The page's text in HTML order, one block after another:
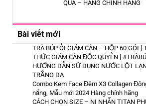
QUẢ – HÀNG CHÍNH HÃNG
Bài viết mới
TRÀ BÚP ỔI GIẢM CÂN – HỘP 60 GÓI [
THỨC GIẢM CÂN ĐỘC QUYỀN ]
HƯỚNG DẪN SỬ DỤNG NƯỚC LỘT
TRẮNG DA
Combo Kem Face Đêm X3 Collagen
nắng, Mẫu mới 2024 Hàng chính hãng
CÁCH CHỌN SIZE – NI NHẪN TITAN